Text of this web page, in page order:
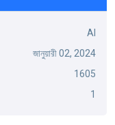
AI
জানুয়ারী 02, 2024
1605
1